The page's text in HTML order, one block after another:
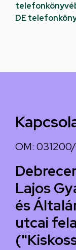
DE
OM:
Lajos
és
utcai